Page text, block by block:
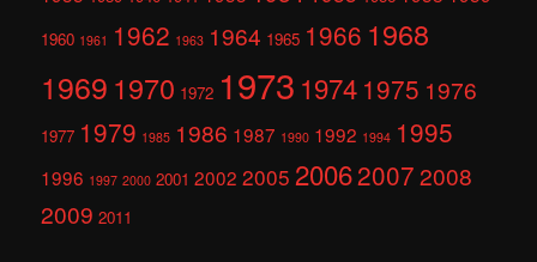
1960 1961 1962 1963 1964 1965 1966 1968
1969 1970 1972 1973 1974 1975 1976
1977 1979 1985 1986 1987 1990 1992 1994 1995
1996 1997 2000 2001 2002 2005 200620072008
2009 2011